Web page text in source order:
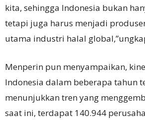
kita, sehingga Indonesia bukan
tetapi juga harus menjadi
utama industri halal
Menperin pun menyampaikan,
Indonesia dalam beberapa tahun
menunjukkan tren yang
saat ini, terdapat 140.944